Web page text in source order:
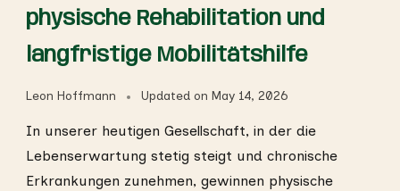
physische Rehabilitation und
langfristige Mobilitätshilfe
Leon Hoffmann Updated on May 14, 2026
In unserer heutigen Gesellschaft, in der die
Lebenserwartung stetig steigt und chronische
Erkrankungen zunehmen, gewinnen physische